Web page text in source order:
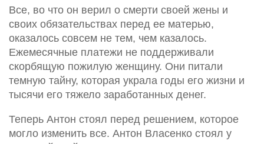
Все, во что он верил о смерти своей жены и
своих обязательствах перед ее матерью,
оказалось совсем не тем, чем казалось.
Ежемесячные платежи не поддерживали
скорбящую пожилую женщину. Они питали
темную тайну, которая украла годы его жизни и
тысячи его тяжело заработанных денег.
Теперь Антон стоял перед решением, которое
могло изменить все. Антон Власенко стоял у